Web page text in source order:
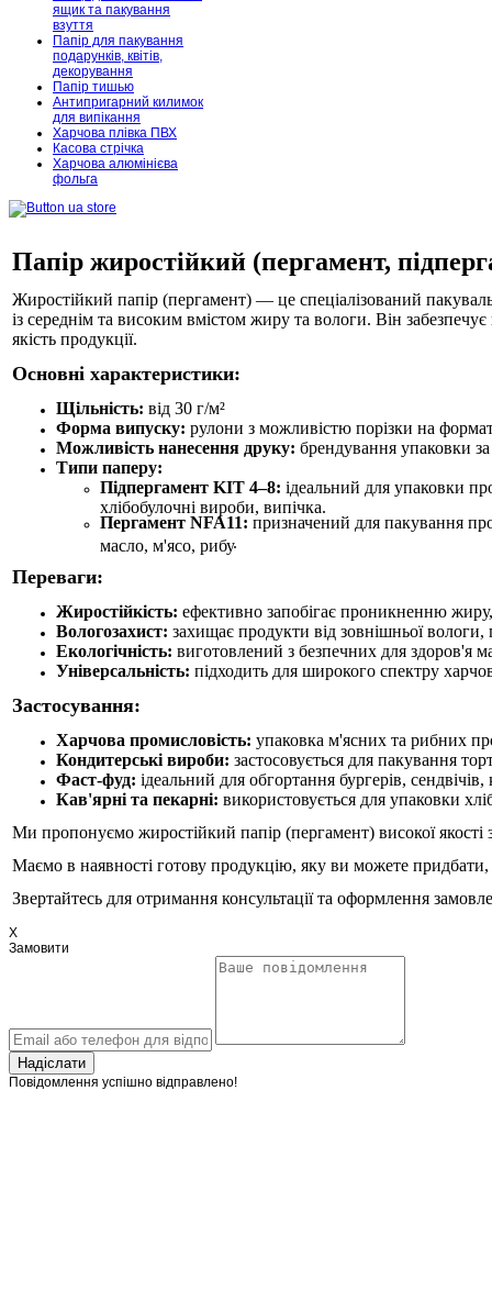
ящик та пакування
взуття
Папір для пакування
подарунків, квітів,
декорування
Папір тишью
Антипригарний килимок
для випікання
Харчова плівка ПВХ
Касова стрічка
Харчова алюмінієва
фольга
Папір жиростійкий (пергамент,
Жиростійкий папір (пергамент) — це спеціалізований
із середнім та високим вмістом жиру та вологи. Він
якість продукції.
Основні характеристики:
Щільність: від 30 г/м²
Форма випуску: рулони з можливістю порізки на
Можливість нанесення друку: брендування упаковки
Типи паперу:
Підпергамент KIT 4–8: ідеальний для упаковки
хлібобулочні вироби, випічка.
Пергамент NFA11: призначений для пакування
масло, м'ясо, рибу.
Переваги:
Жиростійкість: ефективно запобігає проникненню
Вологозахист: захищає продукти від зовнішньої
Екологічність: виготовлений з безпечних для здоров'я
Універсальність: підходить для широкого спектру
Застосування:
Харчова промисловість: упаковка м'ясних та рибних
Кондитерські вироби: застосовується для пакування
Фаст-фуд: ідеальний для обгортання бургерів, сендвічів,
Кав'ярні та пекарні: використовується для упаковки
Ми пропонуємо жиростійкий папір (пергамент) високої
Маємо в наявності готову продукцію, яку ви можете придбати
Звертайтесь для отримання консультації та оформлення
X
Замовити
Надіслати
Повідомлення успішно відправлено!